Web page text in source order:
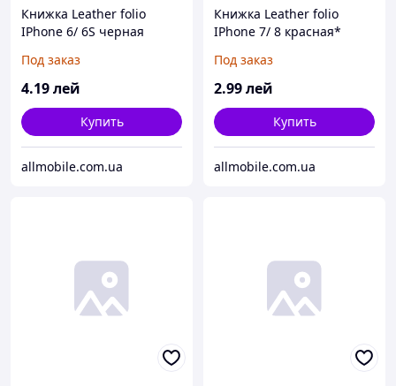
Книжка Leather folio
IPhone 6/ 6S черная
Под заказ
4.19лей
Купить
allmobile.com.ua
Книжка Leather folio
IPhone 7/ 8 красная*
Под заказ
2.99лей
Купить
allmobile.com.ua